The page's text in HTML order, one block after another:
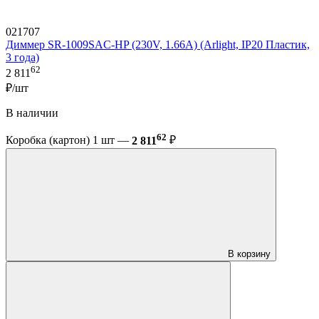
021707
Диммер SR-1009SAC-HP (230V, 1.66A) (Arlight, IP20 Пластик,
3 года)
2 81162
₽/шт
В наличии
Коробка (картон) 1 шт — 2 81162 ₽
В корзину